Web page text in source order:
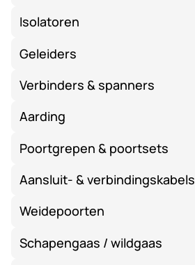
Isolatoren
Geleiders
Verbinders & spanners
Aarding
Poortgrepen & poortsets
Aansluit- & verbindingskabels
Weidepoorten
Schapengaas / wildgaas